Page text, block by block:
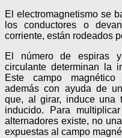
El electromagnetismo se
los conductores o
corriente, están rodeados
El número de espiras
circulante determinan la
Este campo magnético
además con ayuda de
que, al girar, induce una
inducido. Para
alternadores existe, no
expuestas al campo